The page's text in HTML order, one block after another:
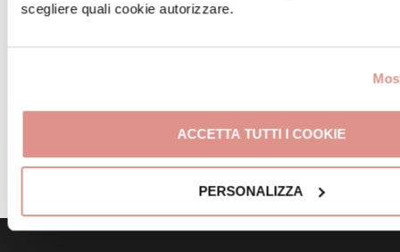
scegliere quali cookie autorizzare.
ACCETTA TUTTI I COOKIE
PERSONALIZZA